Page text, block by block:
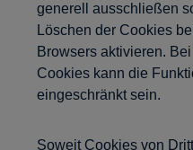
generell ausschließen
Löschen der Cookies
Browsers aktivieren.
Cookies kann die
eingeschränkt sein.
Soweit Cookies von